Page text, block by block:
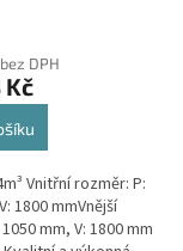
řezákem
DPH
Kč
Vnitřní rozměr: P:
1800 mmVnější
mm, V: 1800 mm